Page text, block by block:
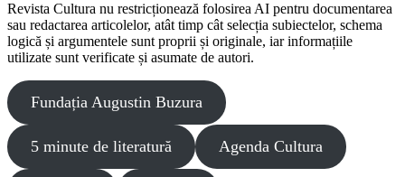
Revista Cultura nu restricționează folosirea AI pentru documentarea
sau redactarea articolelor, atât timp cât selecția subiectelor, schema
logică și argumentele sunt proprii și originale, iar informațiile
utilizate sunt verificate și asumate de autori.
Fundația Augustin Buzura
5 minute de literatură Agenda Cultura